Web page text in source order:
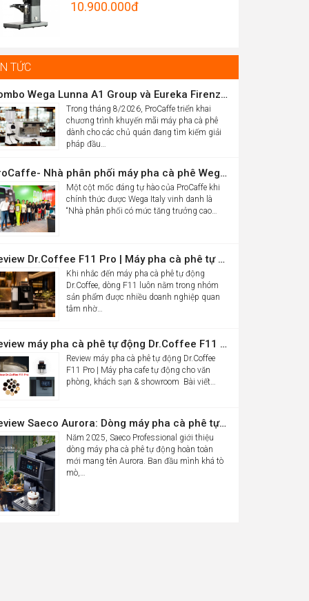
Original
10.900.000đ
TỨC
Combo Wega Lunna A1 Group và Eureka Firenze 75 chỉ 61,9 triệu
Trong tháng 8/2026, ProCaffe triển khai
chương trình khuyến mãi máy pha cà phê
dành cho các chủ quán đang tìm kiếm giải
pháp đầu…
ProCaffe- Nhà phân phối máy pha cà phê Wega có mức tăng trưởng cao nhất thế giới
Một cột mốc đáng tự hào của ProCaffe khi
chính thức được Wega Italy vinh danh là
“Nhà phân phối có mức tăng trưởng cao…
Review Dr.Coffee F11 Pro | Máy pha cà phê tự động cho văn phòng
Khi nhắc đến máy pha cà phê tự động
Dr.Coffee, dòng F11 luôn nằm trong nhóm
sản phẩm được nhiều doanh nghiệp quan
tâm nhờ…
Review máy pha cà phê tự động Dr.Coffee F11 Pro| Máy pha cafe tự động cho văn phòng, khách sạn & showroom
Review máy pha cà phê tự động Dr.Coffee
F11 Pro | Máy pha cafe tự động cho văn
phòng, khách sạn & showroom Bài viết…
Review Saeco Aurora: Dòng máy pha cà phê tự động văn phòng mới của Saeco có gì đáng chú ý?
Năm 2025, Saeco Professional giới thiệu
dòng máy pha cà phê tự động hoàn toàn
mới mang tên Aurora. Ban đầu mình khá tò
mò,…